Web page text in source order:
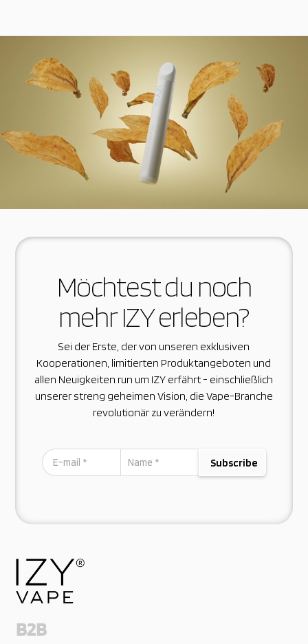
Möchtest du noch
mehr IZY erleben?
Sei der Erste, der von unseren exklusiven
Kooperationen, limitierten Produktangeboten und
allen Neuigkeiten run um IZY erfährt - einschließlich
unserer streng geheimen Vision, die Vape-Branche
revolutionär zu verändern!
B2B